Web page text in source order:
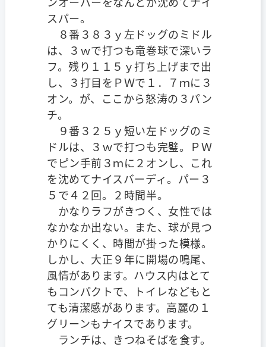
スパー。
８番３８３ｙ左ドッグのミドル
は、３ｗで打つも竜巻球で深いラ
フ。残り１１５ｙ打ち上げまで出
し、３打目をＰＷで１．７ｍに３
オン。が、ここから怒涛の３パン
チ。
９番３２５ｙ短い左ドッグのミ
ドルは、３ｗで打つも完璧。ＰＷ
でピン手前３ｍに２オンし、これ
を沈めてナイスバーディ。パー３
５で４２回。２時間半。
かなりラフがきつく、女性では
なかなか出ない。また、球が見つ
かりにくく、時間が掛った模様。
しかし、大正９年に開場の鳴尾、
風情があります。ハウス内はとて
もコンパクトで、トイレなどもと
ても清潔感があります。高麗の１
グリーンもナイスであります。
ランチは、きつねそばを食す。